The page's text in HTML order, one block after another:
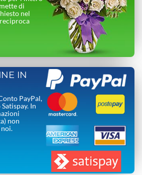
di
nel
IN
PayPal,
In
non